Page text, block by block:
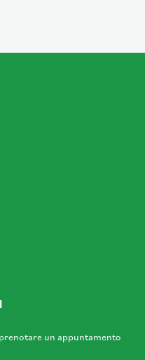
un appuntamento